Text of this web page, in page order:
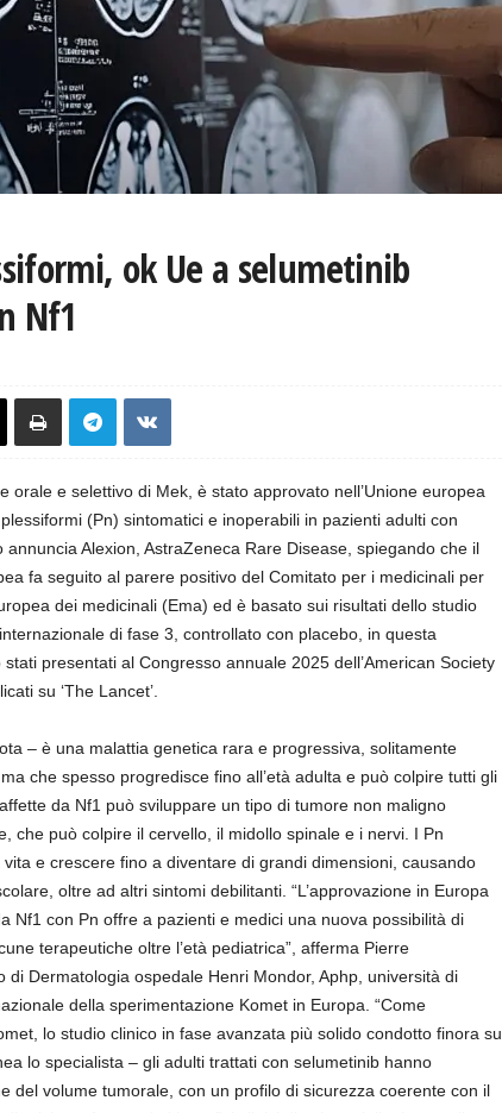
ok Ue a selumetinib
Nf1
orale e selettivo di Mek, è stato approvato nell’Unione europea
(Pn) sintomatici e inoperabili in pazienti adulti con
Alexion, AstraZeneca Rare Disease, spiegando che il
fa seguito al parere positivo del Comitato per i medicinali per
dei medicinali (Ema) ed è basato sui risultati dello studio
di fase 3, controllato con placebo, in questa
presentati al Congresso annuale 2025 dell’American Society
su ‘The Lancet’.
– è una malattia genetica rara e progressiva, solitamente
che spesso progredisce fino all’età adulta e può colpire tutti gli
da Nf1 può sviluppare un tipo di tumore non maligno
che può colpire il cervello, il midollo spinale e i nervi. I Pn
e crescere fino a diventare di grandi dimensioni, causando
oltre ad altri sintomi debilitanti. “L’approvazione in Europa
Nf1 con Pn offre a pazienti e medici una nuova possibilità di
terapeutiche oltre l’età pediatrica”, afferma Pierre
di Dermatologia ospedale Henri Mondor, Aphp, università di
della sperimentazione Komet in Europa. “Come
lo studio clinico in fase avanzata più solido condotto finora su
lo specialista – gli adulti trattati con selumetinib hanno
del volume tumorale, con un profilo di sicurezza coerente con il